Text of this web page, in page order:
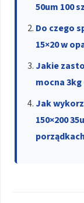
50um 100
Do czego
15×20 w
Jakie
mocna
Jak
150×200